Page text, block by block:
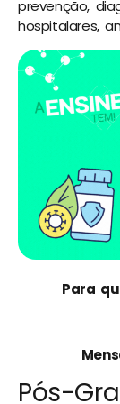
prevenção,
hospitalares,
Para
Pós-